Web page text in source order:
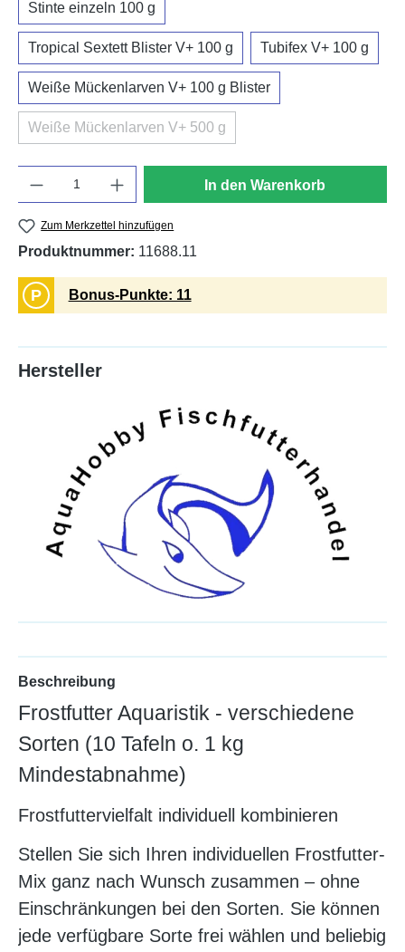
Stinte einzeln 100 g
Tropical Sextett Blister V+ 100 g Tubifex V+ 100 g
Weiße Mückenlarven V+ 100 g Blister
Weiße Mückenlarven V+ 500 g
(Diese Option ist zurzeit nicht verfügbar.)
In den Warenkorb
Zum Merkzettel hinzufügen
Produktnummer: 11688.11
P Bonus-Punkte: 11
Hersteller
Beschreibung
Frostfutter Aquaristik - verschiedene
Sorten (10 Tafeln o. 1 kg
Mindestabnahme)
Frostfuttervielfalt individuell kombinieren
Stellen Sie sich Ihren individuellen Frostfutter-
Mix ganz nach Wunsch zusammen – ohne
Einschränkungen bei den Sorten. Sie können
jede verfügbare Sorte frei wählen und beliebig